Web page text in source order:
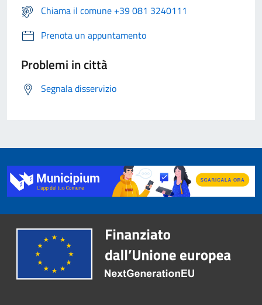
Chiama il comune +39 081 3240111
Prenota un appuntamento
Problemi in città
Segnala disservizio